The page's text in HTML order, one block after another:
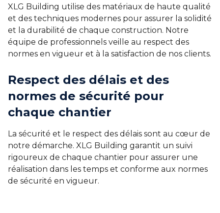
XLG Building utilise des matériaux de haute qualité
et des techniques modernes pour assurer la solidité
et la durabilité de chaque construction. Notre
équipe de professionnels veille au respect des
normes en vigueur et à la satisfaction de nos clients.
Respect des délais et des
normes de sécurité pour
chaque chantier
La sécurité et le respect des délais sont au cœur de
notre démarche. XLG Building garantit un suivi
rigoureux de chaque chantier pour assurer une
réalisation dans les temps et conforme aux normes
de sécurité en vigueur.